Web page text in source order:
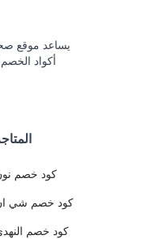
يساعد موقع
أكواد
كود خصم
كود خصم شي
كود خصم